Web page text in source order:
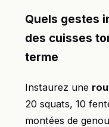
Quels gestes
des cuisses
terme
Instaurez une
20 squats, 10
montées de